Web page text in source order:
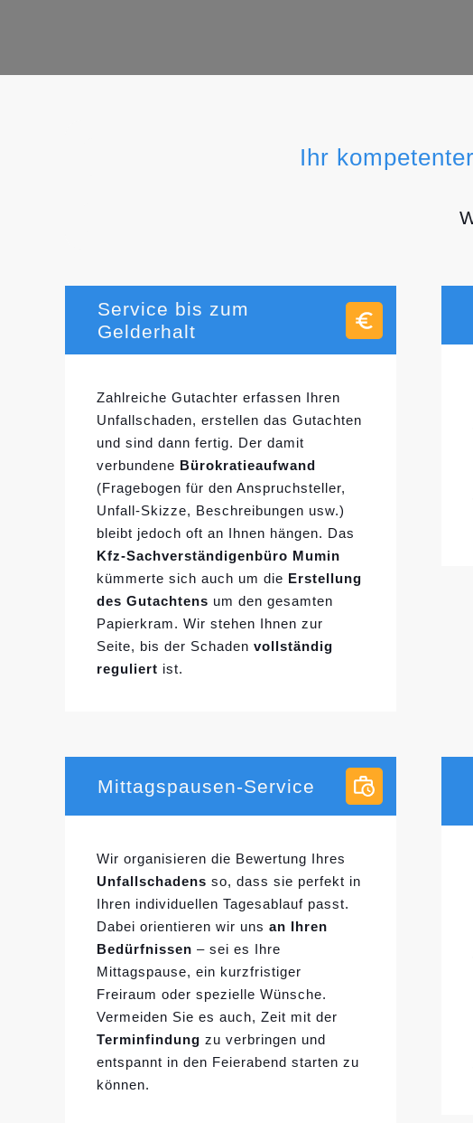
Ihr
Service bis zum
Gelderhalt
Zahlreiche Gutachter erfassen Ihren
Unfallschaden, erstellen das Gutachten
und sind dann fertig. Der damit
verbundene Bürokratieaufwand
(Fragebogen für den Anspruchsteller,
Unfall-Skizze, Beschreibungen usw.)
bleibt jedoch oft an Ihnen hängen. Das
Kfz-Sachverständigenbüro Mumin
kümmerte sich auch um die Erstellung
des Gutachtens um den gesamten
Papierkram. Wir stehen Ihnen zur
Seite, bis der Schaden vollständig
reguliert ist.
Mittagspausen-Service
Wir organisieren die Bewertung Ihres
Unfallschadens so, dass sie perfekt in
Ihren individuellen Tagesablauf passt.
Dabei orientieren wir uns an Ihren
Bedürfnissen – sei es Ihre
Mittagspause, ein kurzfristiger
Freiraum oder spezielle Wünsche.
Vermeiden Sie es auch, Zeit mit der
Terminfindung zu verbringen und
entspannt in den Feierabend starten zu
können.